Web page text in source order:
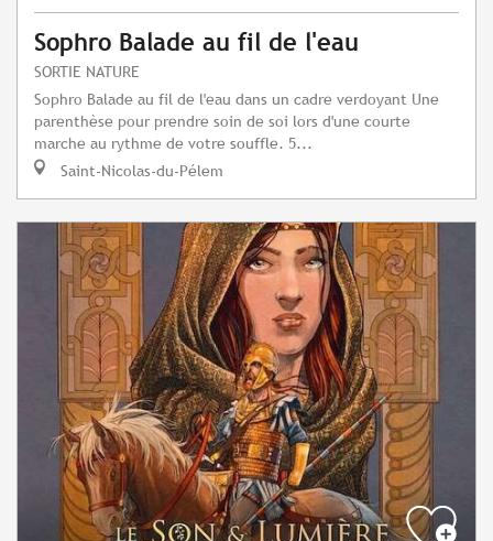
Sophro Balade au fil de l'eau
SORTIE NATURE
Sophro Balade au fil de l'eau dans un cadre verdoyant Une
parenthèse pour prendre soin de soi lors d'une courte
marche au rythme de votre souffle. 5...
Saint-Nicolas-du-Pélem